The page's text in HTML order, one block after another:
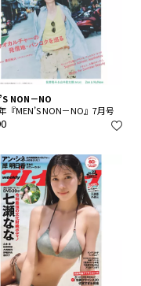
NON－NO
『MEN’S NON－NO』7月号